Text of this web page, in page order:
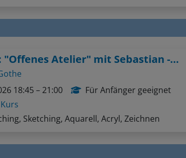
18:45 – 21:00
Für Anfänger geeignet
Sketching, Aquarell, Acryl, Zeichnen